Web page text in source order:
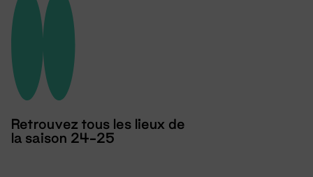
Retrouvez tous les lieux de
la saison 24-25